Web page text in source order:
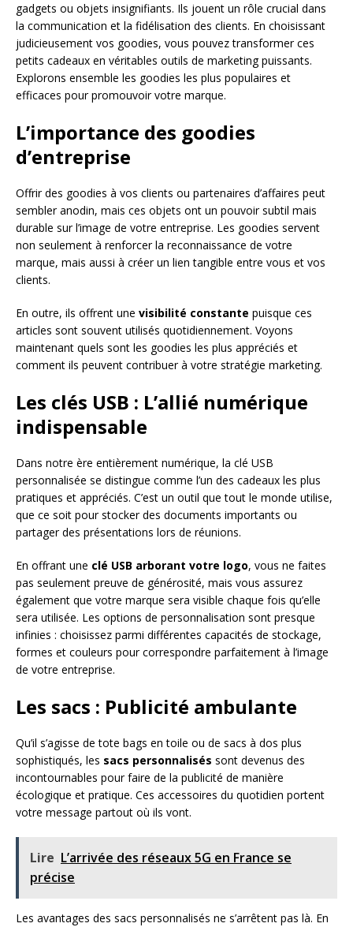
gadgets ou objets insignifiants. Ils jouent un rôle crucial dans
la communication et la fidélisation des clients. En choisissant
judicieusement vos goodies, vous pouvez transformer ces
petits cadeaux en véritables outils de marketing puissants.
Explorons ensemble les goodies les plus populaires et
efficaces pour promouvoir votre marque.
L’importance des goodies
d’entreprise
Offrir des goodies à vos clients ou partenaires d’affaires peut
sembler anodin, mais ces objets ont un pouvoir subtil mais
durable sur l’image de votre entreprise. Les goodies servent
non seulement à renforcer la reconnaissance de votre
marque, mais aussi à créer un lien tangible entre vous et vos
clients.
En outre, ils offrent une visibilité constante puisque ces
articles sont souvent utilisés quotidiennement. Voyons
maintenant quels sont les goodies les plus appréciés et
comment ils peuvent contribuer à votre stratégie marketing.
Les clés USB : L’allié numérique
indispensable
Dans notre ère entièrement numérique, la clé USB
personnalisée se distingue comme l’un des cadeaux les plus
pratiques et appréciés. C’est un outil que tout le monde utilise,
que ce soit pour stocker des documents importants ou
partager des présentations lors de réunions.
En offrant une clé USB arborant votre logo, vous ne faites
pas seulement preuve de générosité, mais vous assurez
également que votre marque sera visible chaque fois qu’elle
sera utilisée. Les options de personnalisation sont presque
infinies : choisissez parmi différentes capacités de stockage,
formes et couleurs pour correspondre parfaitement à l’image
de votre entreprise.
Les sacs : Publicité ambulante
Qu’il s’agisse de tote bags en toile ou de sacs à dos plus
sophistiqués, les sacs personnalisés sont devenus des
incontournables pour faire de la publicité de manière
écologique et pratique. Ces accessoires du quotidien portent
votre message partout où ils vont.
Lire L’arrivée des réseaux 5G en France se
précise
Les avantages des sacs personnalisés ne s’arrêtent pas là. En